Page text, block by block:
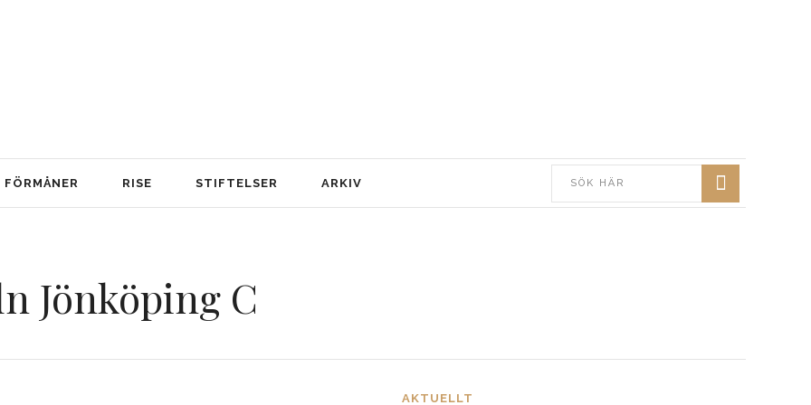
FÖRMÅNER RISE STIFTELSER ARKIV
Jönköping C
AKTUELLT